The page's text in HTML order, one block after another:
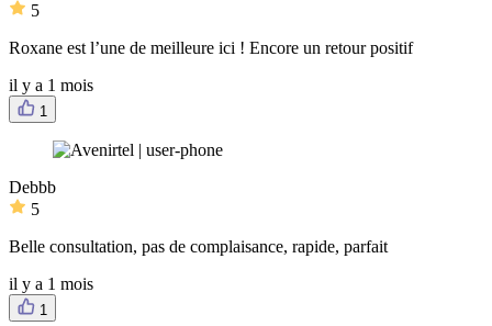
5
Roxane est l’une de meilleure ici ! Encore un retour positif
il y a 1 mois
1
Debbb
5
Belle consultation, pas de complaisance, rapide, parfait
il y a 1 mois
1